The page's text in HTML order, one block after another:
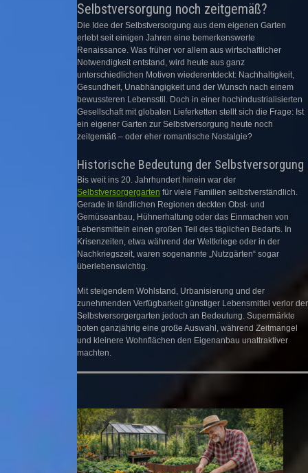
Selbstversorgung noch zeitgemäß?
Die Idee der Selbstversorgung aus dem eigenen Garten
erlebt seit einigen Jahren eine bemerkenswerte
Renaissance. Was früher vor allem aus wirtschaftlicher
Notwendigkeit entstand, wird heute aus ganz
unterschiedlichen Motiven wiederentdeckt: Nachhaltigkeit,
Gesundheit, Unabhängigkeit und der Wunsch nach einem
bewussteren Lebensstil. Doch in einer hochindustrialisierten
Gesellschaft mit globalen Lieferketten stellt sich die Frage: Ist
ein eigener Garten zur Selbstversorgung heute noch
zeitgemäß – oder eher romantische Nostalgie?
Historische Bedeutung der Selbstversorgung
Bis weit ins 20. Jahrhundert hinein war der
Selbstversorgergarten für viele Familien selbstverständlich.
Gerade in ländlichen Regionen deckten Obst- und
Gemüseanbau, Hühnerhaltung oder das Einmachen von
Lebensmitteln einen großen Teil des täglichen Bedarfs. In
Krisenzeiten, etwa während der Weltkriege oder in der
Nachkriegszeit, waren sogenannte „Nutzgärten“ sogar
überlebenswichtig.
Mit steigendem Wohlstand, Urbanisierung und der
zunehmenden Verfügbarkeit günstiger Lebensmittel verlor der
Selbstversorgergarten jedoch an Bedeutung. Supermärkte
boten ganzjährig eine große Auswahl, während Zeitmangel
und kleinere Wohnflächen den Eigenanbau unattraktiver
machten.